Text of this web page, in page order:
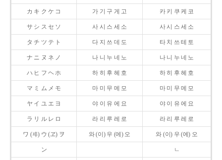
カ キ ク ケ コ 가 기 구 게 고 카 키 쿠 케 코
サ シ ス セ ソ 사 시 스 세 소 사 시 스 세 소
タ チ ツ テ ト 다 지 쓰 데 도 타 치 쓰 테 토
ナ ニ ヌ ネ ノ 나 니 누 네 노 나 니 누 네 노
ハ ヒ フ ヘ ホ 하 히 후 헤 호 하 히 후 헤 호
マ ミ ム メ モ 마 미 무 메 모 마 미 무 메 모
ヤ イ ユ エ ヨ 야 이 유 에 요 야 이 유 에 요
ラ リ ル レ ロ 라 리 루 레 로 라 리 루 레 로
ワ (ヰ) ウ (ヱ) ヲ 와 (이) 우 (에) 오 와 (이) 우 (에) 오
ン ㄴ